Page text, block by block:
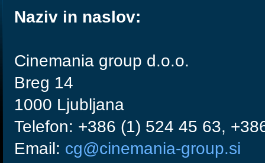
Naziv in naslov:
Cinemania group d.o.o.
Breg 14
1000 Ljubljana
Telefon: +386 (1) 524 45 63,
Email: cg@cinemania-group.si